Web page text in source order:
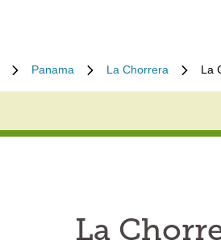
Panama La Chorrera La
La